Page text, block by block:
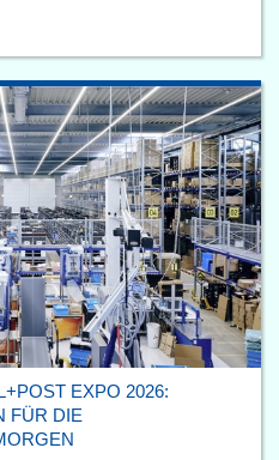
EXPO 2026:
FÜR DIE